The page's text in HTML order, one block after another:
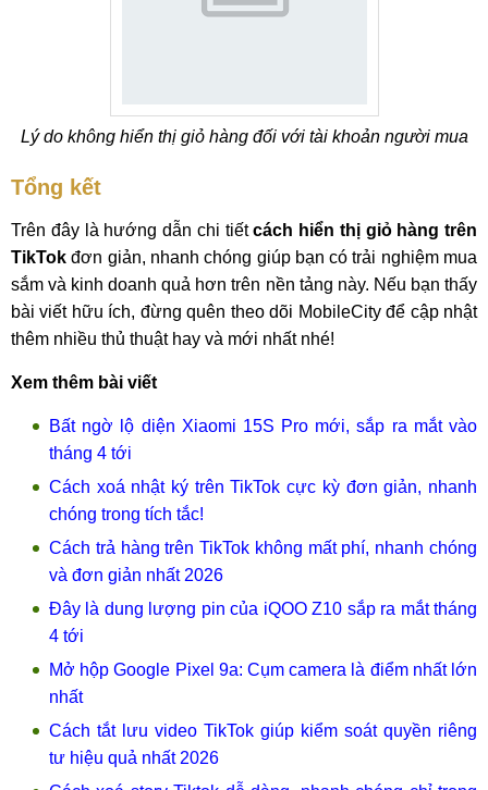
Lý do không hiển thị giỏ hàng đối với tài khoản người mua
Tổng kết
Trên đây là hướng dẫn chi tiếtcách hiển thị giỏ hàng trên
TikTok đơn giản, nhanh chóng giúp bạn có trải nghiệm mua
sắm và kinh doanh quả hơn trên nền tảng này. Nếu bạn thấy
bài viết hữu ích, đừng quên theo dõi MobileCity để cập nhật
thêm nhiều thủ thuật hay và mới nhất nhé!
Xem thêm bài viết
Bất ngờ lộ diện Xiaomi 15S Pro mới, sắp ra mắt vào
tháng 4 tới
Cách xoá nhật ký trên TikTok cực kỳ đơn giản, nhanh
chóng trong tích tắc!
Cách trả hàng trên TikTok không mất phí, nhanh chóng
và đơn giản nhất 2026
Đây là dung lượng pin của iQOO Z10 sắp ra mắt tháng
4 tới
Mở hộp Google Pixel 9a: Cụm camera là điểm nhất lớn
nhất
Cách tắt lưu video TikTok giúp kiểm soát quyền riêng
tư hiệu quả nhất 2026